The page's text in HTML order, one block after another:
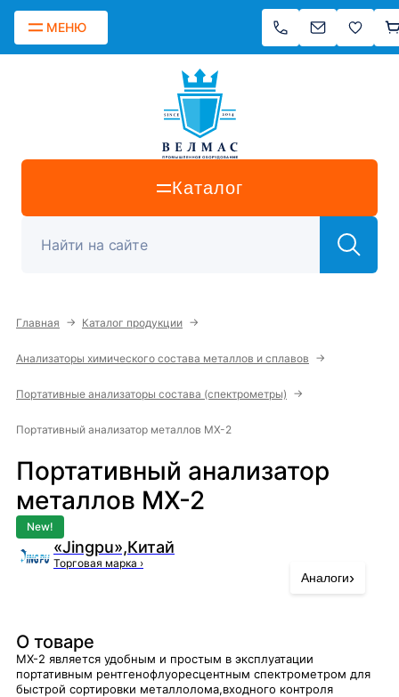
МЕНЮ
Каталог
Главная → Каталог продукции →
Анализаторы химического состава металлов и сплавов →
Портативные анализаторы состава (спектрометры) →
Портативный анализатор металлов MX-2
Портативный анализатор
металлов MX-2
New!
«Jingpu»,Китай
Торговая марка ›
Аналоги›
О товаре
MX-2 является удобным и простым в эксплуатации
портативным рентгенофлуоресцентным спектрометром для
быстрой сортировки металлолома,входного контроля